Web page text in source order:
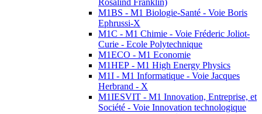
Rosalind Franklin)
M1BS - M1 Biologie-Santé - Voie Boris
Ephrussi-X
M1C - M1 Chimie - Voie Fréderic Joliot-
Curie - Ecole Polytechnique
M1ECO - M1 Economie
M1HEP - M1 High Energy Physics
M1I - M1 Informatique - Voie Jacques
Herbrand - X
M1IESVIT - M1 Innovation, Entreprise, et
Société - Voie Innovation technologique